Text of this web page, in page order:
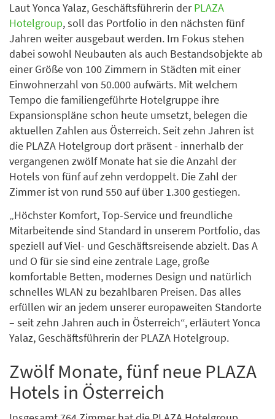
Laut Yonca Yalaz, Geschäftsführerin derPLAZA
Hotelgroup, soll das Portfolio in den nächsten fünf
Jahren weiter ausgebaut werden. Im Fokus stehen
dabei sowohl Neubauten als auch Bestandsobjekte ab
einer Größe von 100 Zimmern in Städten mit einer
Einwohnerzahl von 50.000 aufwärts. Mit welchem
Tempo die familiengeführte Hotelgruppe ihre
Expansionspläne schon heute umsetzt, belegen die
aktuellen Zahlen aus Österreich. Seit zehn Jahren ist
die PLAZA Hotelgroup dort präsent - innerhalb der
vergangenen zwölf Monate hat sie die Anzahl der
Hotels von fünf auf zehn verdoppelt. Die Zahl der
Zimmer ist von rund 550 auf über 1.300 gestiegen.
„Höchster Komfort, Top-Service und freundliche
Mitarbeitende sind ­Standard in unserem Portfolio, das
speziell auf Viel- und Geschäftsreisende abzielt. Das A
und O für sie sind eine zentrale Lage, große
komfortable Betten, modernes Design und natürlich
schnelles WLAN zu bezahlbaren Preisen. Das alles
erfüllen wir an jedem unserer europaweiten Standorte
– seit zehn Jahren auch in Österreich“, erläutert Yonca
Yalaz, Geschäftsführerin der PLAZA Hotelgroup.
Zwölf Monate, fünf neue PLAZA
Hotels in Österreich